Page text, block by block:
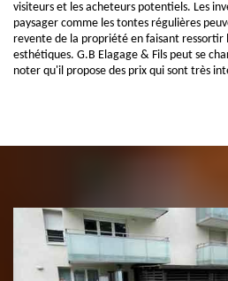
visiteurs et les acheteurs potentiels. Les
paysager comme les tontes régulières
revente de la propriété en faisant ressortir
esthétiques. G.B Elagage & Fils peut se
noter qu'il propose des prix qui sont très